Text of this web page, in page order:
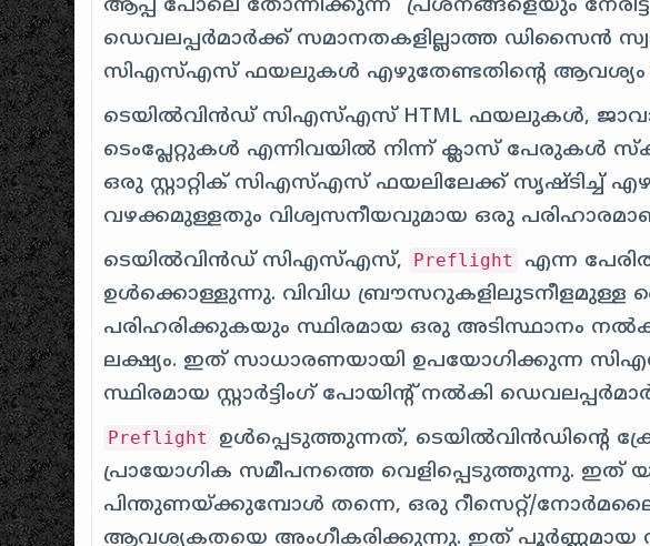
ആപ്പ് പോലെ തോന്നിക്കുന്ന” പ്രശ്നങ്ങളെയും
ഡെവലപ്പർമാർക്ക് സമാനതകളില്ലാത്ത ഡിസൈൻ
സി‌എസ്‌എസ് ഫയലുകൾ എഴുതേണ്ടതിന്റെ ആവശ്യം
ടെയിൽ‌വിൻഡ് സി‌എസ്‌എസ് HTML ഫയലുകൾ,
ടെംപ്ലേറ്റുകൾ എന്നിവയിൽ നിന്ന് ക്ലാസ്
ഒരു സ്റ്റാറ്റിക് സി‌എസ്‌എസ് ഫയലിലേക്ക്
വഴക്കമുള്ളതും വിശ്വസനീയവുമായ ഒരു
ടെയിൽ‌വിൻഡ് സി‌എസ്‌എസ്,
Preflight
എന്ന
ഉൾക്കൊള്ളുന്നു. വിവിധ
പരിഹരിക്കുകയും സ്ഥിരമായ ഒരു അടിസ്ഥാനം
ലക്ഷ്യം. ഇത് സാധാരണയായി ഉപയോഗിക്കുന്ന
സ്ഥിരമായ സ്റ്റാർട്ടിംഗ് പോയിന്റ് നൽകി
Preflight
ഉൾപ്പെടുത്തുന്നത്, ടെയിൽ‌വിൻഡിന്റെ
പ്രായോഗിക സമീപനത്തെ വെളിപ്പെടുത്തുന്നു. ഇത്
പിന്തുണയ്ക്കുമ്പോൾ തന്നെ, ഒരു റീസെറ്റ്/
ആവശ്യകതയെ അംഗീകരിക്കുന്നു. ഇത് പൂർണ്ണമായ